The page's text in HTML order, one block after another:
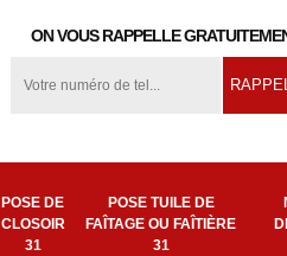
ON VOUS RAPPELLE
POSE DE
CLOSOIR
31
POSE TUILE DE
FAÎTAGE OU FAÎTIÈRE
31